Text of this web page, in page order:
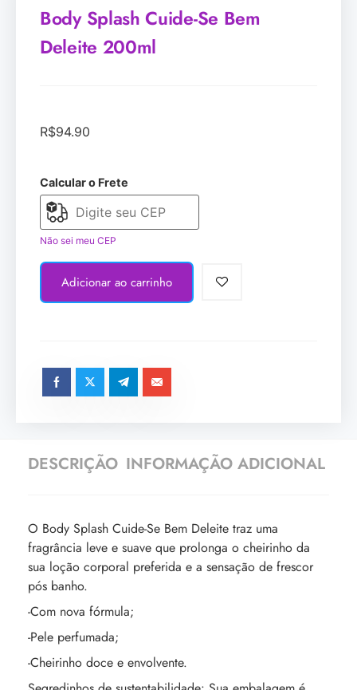
Body Splash Cuide-Se Bem
Deleite 200ml
R$94.90
Calcular o Frete
Não sei meu CEP
Adicionar ao carrinho
DESCRIÇÃO INFORMAÇÃO ADICIONAL
O Body Splash Cuide-Se Bem Deleite traz uma
fragrância leve e suave que prolonga o cheirinho da
sua loção corporal preferida e a sensação de frescor
pós banho.
-Com nova fórmula;
-Pele perfumada;
-Cheirinho doce e envolvente.